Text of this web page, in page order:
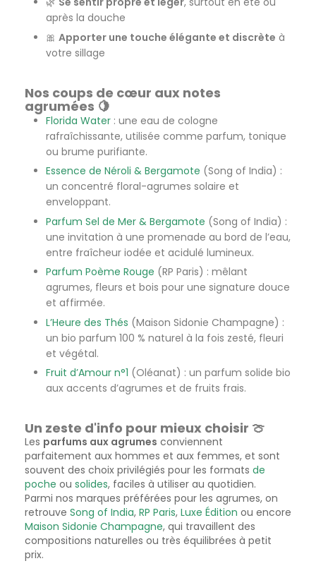
après la douche
🎀 Apporter une touche élégante et discrète à
votre sillage
Nos coups de cœur aux notes
agrumées 🍋
Florida Water : une eau de cologne
rafraîchissante, utilisée comme parfum, tonique
ou brume purifiante.
Essence de Néroli & Bergamote (Song of India) :
un concentré floral-agrumes solaire et
enveloppant.
Parfum Sel de Mer & Bergamote (Song of India) :
une invitation à une promenade au bord de l’eau,
entre fraîcheur iodée et acidulé lumineux.
Parfum Poème Rouge (RP Paris) : mêlant
agrumes, fleurs et bois pour une signature douce
et affirmée.
L’Heure des Thés (Maison Sidonie Champagne) :
un bio parfum 100 % naturel à la fois zesté, fleuri
et végétal.
Fruit d’Amour n°1 (Oléanat) : un parfum solide bio
aux accents d’agrumes et de fruits frais.
Un zeste d'info pour mieux choisir 🍈
Les parfums aux agrumes conviennent
parfaitement aux hommes et aux femmes, et sont
souvent des choix privilégiés pour les formats de
poche ou solides, faciles à utiliser au quotidien.
Parmi nos marques préférées pour les agrumes, on
retrouve Song of India, RP Paris, Luxe Édition ou encore
Maison Sidonie Champagne, qui travaillent des
compositions naturelles ou très équilibrées à petit
prix.